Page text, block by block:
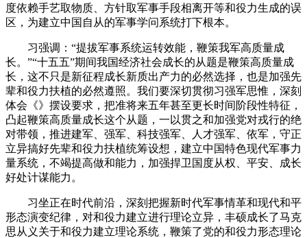
度依赖手艺取物质、方针取军事手段相离开等和役力生成的误
区，为建立中国自从的军事学问系统打下根本。
习强调：“提拔军事系统运转效能，鞭策我军高质量成
长。”“十五五”期间我国经济社会成长的从题是鞭策高质量成
长，这不只是新征程成长新质出产力的必然选择，也是加强先
辈和役力扶植的必然遵照。我们要深切贯彻习强军思惟，深刻
体会《》摆设要求，把准将来五年甚至更长时间阶段性特征，
凸起鞭策高质量成长这个从题，一以贯之和加强党对戎行的绝
对带领，推进建军、强军、科技强军、人才强军、依军，守正
立异搞好先辈和役力扶植统筹设想，建立中国特色现代军事力
量系统，不竭提高做和能力，加强捍卫国度从权、平安、成长
好处计谋能力。
习坐正在时代前沿，深刻把握新时代军事情革和现代和平
形态演变纪律，对和役力建立进行理论立异，丰硕成长了马克
思从义关于和役力建立理论系统，鞭策了党的和役力形态理论